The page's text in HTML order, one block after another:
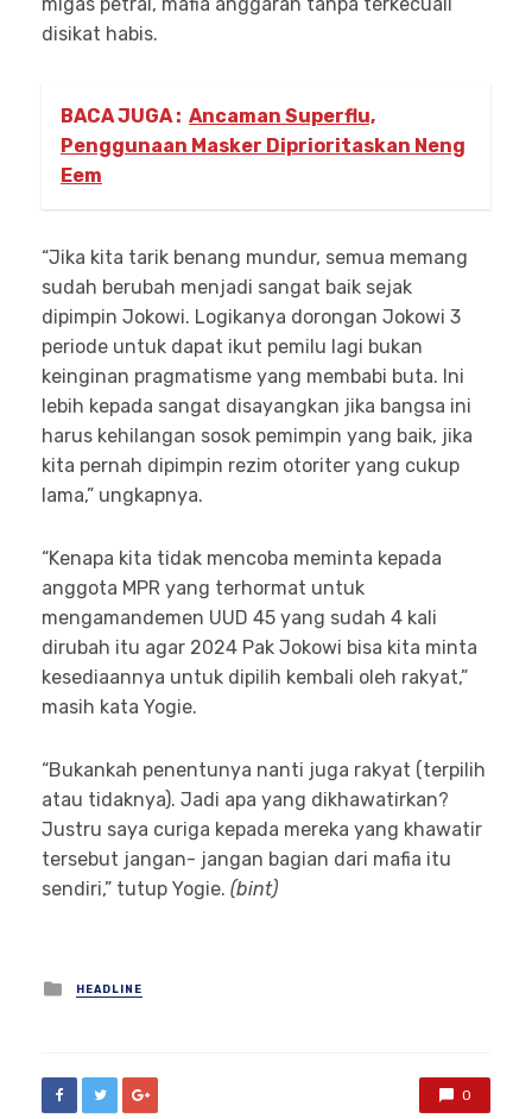
disikat habis.
BACA JUGA : Ancaman Superflu,
Penggunaan Masker Diprioritaskan Neng
Eem
“Jika kita tarik benang mundur, semua memang
sudah berubah menjadi sangat baik sejak
dipimpin Jokowi. Logikanya dorongan Jokowi 3
periode untuk dapat ikut pemilu lagi bukan
keinginan pragmatisme yang membabi buta. Ini
lebih kepada sangat disayangkan jika bangsa ini
harus kehilangan sosok pemimpin yang baik, jika
kita pernah dipimpin rezim otoriter yang cukup
lama,” ungkapnya.
“Kenapa kita tidak mencoba meminta kepada
anggota MPR yang terhormat untuk
mengamandemen UUD 45 yang sudah 4 kali
dirubah itu agar 2024 Pak Jokowi bisa kita minta
kesediaannya untuk dipilih kembali oleh rakyat,”
masih kata Yogie.
“Bukankah penentunya nanti juga rakyat (terpilih
atau tidaknya). Jadi apa yang dikhawatirkan?
Justru saya curiga kepada mereka yang khawatir
tersebut jangan- jangan bagian dari mafia itu
sendiri,” tutup Yogie. (bint)
Posted
in
HEADLINE
0